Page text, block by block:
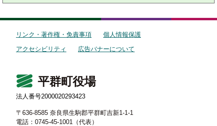
リンク・著作権・免責事項
個人情報保護
アクセシビリティ
広告バナーについて
平群町役場
法人番号2000020293423
〒636-8585 奈良県生駒郡平群町吉新1-1-1
電話：0745-45-1001（代表）